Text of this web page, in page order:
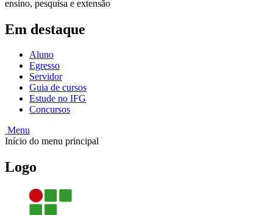
ensino, pesquisa e extensão
Em destaque
Aluno
Egresso
Servidor
Guia de cursos
Estude no IFG
Concursos
Menu
Início do menu principal
Logo